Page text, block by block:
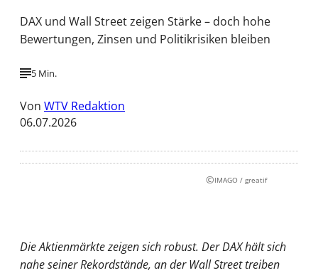
DAX und Wall Street zeigen Stärke – doch hohe
Bewertungen, Zinsen und Politikrisiken bleiben
5 Min.
Von WTV Redaktion
06.07.2026
©IMAGO / greatif
Die Aktienmärkte zeigen sich robust. Der DAX hält sich
nahe seiner Rekordstände, an der Wall Street treiben